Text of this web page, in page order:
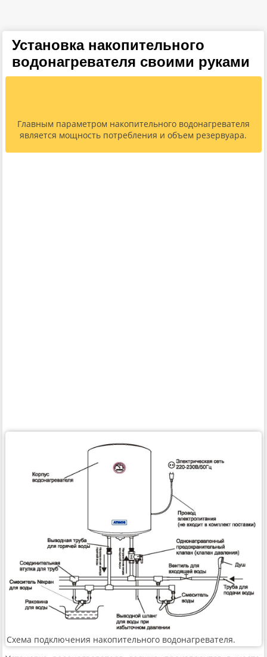
Установка накопительного
водонагревателя своими руками
Главным параметром накопительного водонагревателя
является мощность потребления и объем резервуара.
Схема подключения накопительного водонагревателя.